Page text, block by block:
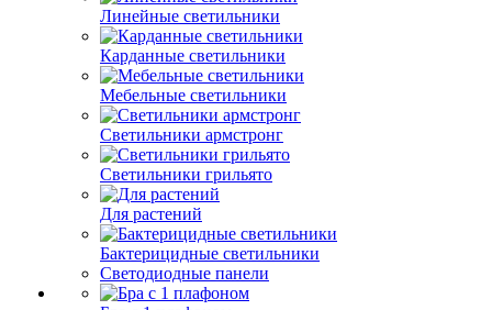
Линейные светильники
Карданные светильники
Мебельные светильники
Светильники армстронг
Светильники грильято
Для растений
Бактерицидные светильники
Светодиодные панели